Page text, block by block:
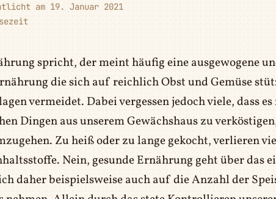
am 19. Januar 2021
spricht, der meint häufig eine ausgewogene
die sich auf reichlich Obst und Gemüse
vermeidet. Dabei vergessen jedoch viele, dass
Dingen aus unserem Gewächshaus zu
Zu heiß oder zu lange gekocht, verlieren
Nein, gesunde Ernährung geht über das
daher beispielsweise auch auf die Anzahl der